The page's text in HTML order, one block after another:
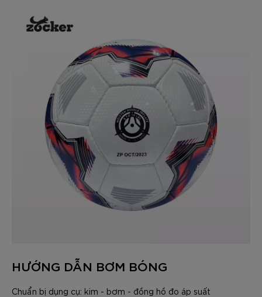
HƯỚNG DẪN BƠM BÓNG
Chuẩn bị dụng cụ: kim - bơm - đồng hồ đo áp suất